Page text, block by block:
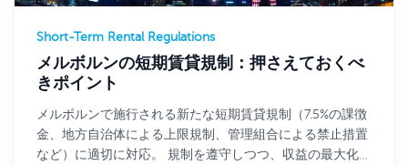
Short-Term Rental Regulations
メルボルンの短期賃貸規制：押さえておくべ
きポイント
メルボルンで施行される新たな短期賃貸規制（7.5%の課徴
金、地方自治体による上限規制、管理組合による禁止措置
など）に適切に対応。 規制を遵守しつつ、収益の最大化を